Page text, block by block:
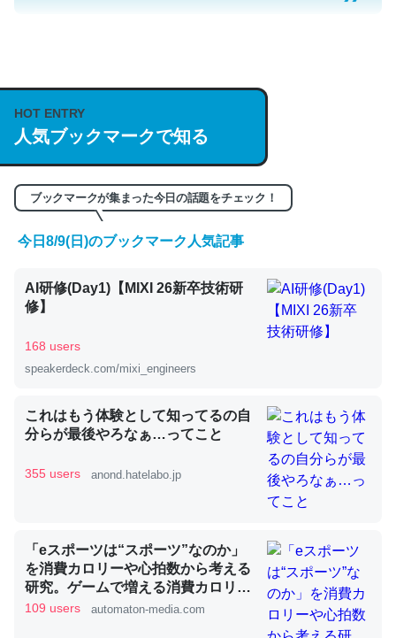
説してる記事が少ないので貴重な良記事。/続編来た
https://isobe324649.hatenablog.com/entry/2023/03/27
/064121
─GPTの仕組みと限界についての考察（１） - conceptualization
くらい。小説でいう「ずっと前の伏線」は回収されないけ
ど、短期記憶というには多い分量。進化すればするほど分
かりやすく強くなりそう
─GPTの仕組みと限界についての考察（１） - conceptualization
昆虫ってカルシウム少ないのか。知らんかった。調べたら
コオロギのカルシウム分はエビの600分の1程度。
HOT ENTRY
人気ブックマークで知る
ブックマークが集まった今日の話題をチェック！
今日8/9(日)のブックマーク人気記事
AI研修(Day1)【MIXI 26新卒技術研
修】
168 users
speakerdeck.com/mixi_engineers
これはもう体験として知ってるの自
分らが最後やろなぁ…ってこと
355 users anond.hatelabo.jp
「eスポーツは“スポーツ”なのか」
を消費カロリーや心拍数から考える
研究。ゲームで増える消費カロリー
は、1時間で大体ちくわ1本分 -
109 users automaton-media.com